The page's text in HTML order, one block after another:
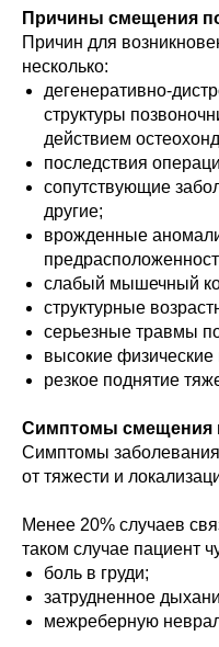
Причины смещения
Причин для
несколько:
дегенеративно-
структуры
действием
последствия
сопутствующие
другие;
врожденные
слабый мышечный
структурные
серьезные травмы
высокие физические
резкое поднятие
Симптомы смещения
Симптомы
от тяжести и
Менее 20% случаев
таком случае пациент
боль в груди;
затрудненное
межреберную